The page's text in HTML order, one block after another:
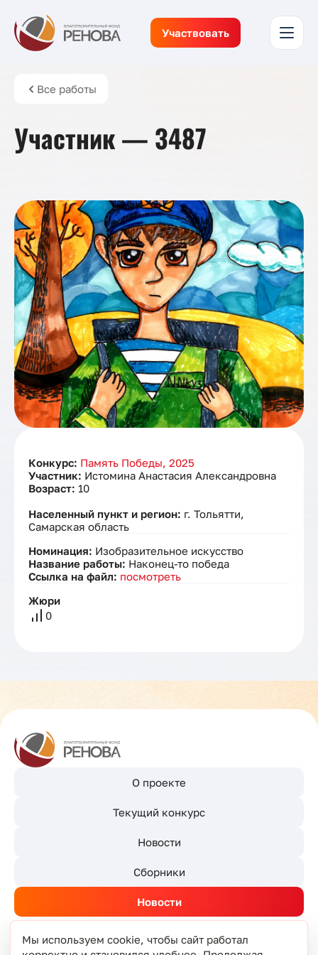
Участвовать
Все работы
Участник — 3487
Конкурс: Память Победы, 2025
Участник: Истомина Анастасия Александровна
Возраст: 10
Населенный пункт и регион: г. Тольятти,
Самарская область
Номинация: Изобразительное искусство
Название работы: Наконец-то победа
Ссылка на файл: посмотреть
Жюри
0
О проекте
Текущий конкурс
Новости
Сборники
Новости
Мы используем cookie, чтобы сайт работал